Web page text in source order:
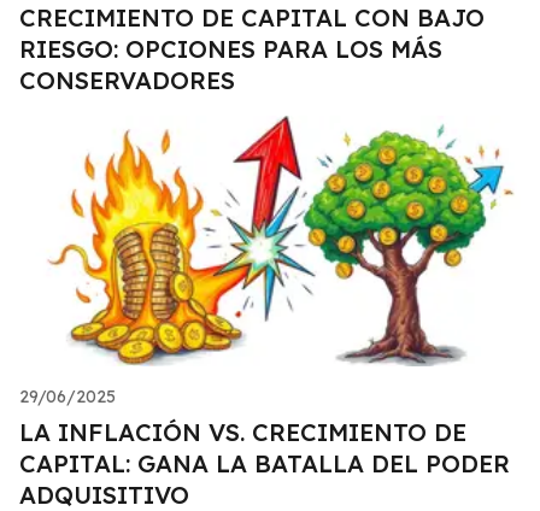
CRECIMIENTO DE CAPITAL CON BAJO
RIESGO: OPCIONES PARA LOS MÁS
CONSERVADORES
29/06/2025
LA INFLACIÓN VS. CRECIMIENTO DE
CAPITAL: GANA LA BATALLA DEL PODER
ADQUISITIVO